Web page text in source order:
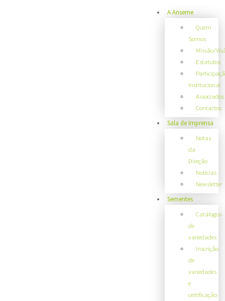
A Anseme
Quem
Somos
Missão/
Estatutos
Institucional
Associados
Contactos
Sala de Imprensa
Notas
da
Direção
Notícias
Newsletter
Sementes
Catálogos
de
variedades
Inscrição
de
variedades
e
certificação